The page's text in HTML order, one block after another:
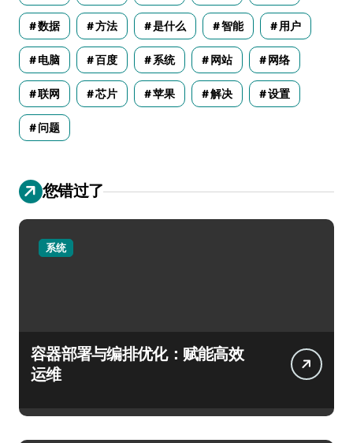
数据 方法 是什么 智能 用户
电脑 百度 系统 网站 网络
联网 芯片 苹果 解决 设置
问题
您错过了
系统
容器部署与编排优化：赋能高效
运维